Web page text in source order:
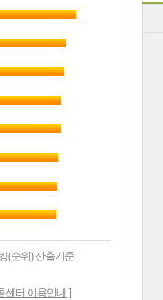
(순위) 산출기준
센터 이용안내 ]